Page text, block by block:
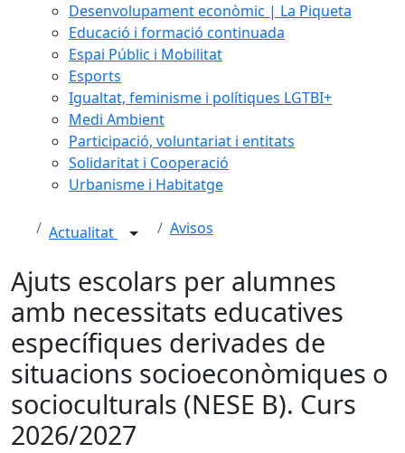
Desenvolupament econòmic | La Piqueta
Educació i formació continuada
Espai Públic i Mobilitat
Esports
Igualtat, feminisme i polítiques LGTBI+
Medi Ambient
Participació, voluntariat i entitats
Solidaritat i Cooperació
Urbanisme i Habitatge
Actualitat Avisos
Ajuts escolars per alumnes
amb necessitats educatives
específiques derivades de
situacions socioeconòmiques o
socioculturals (NESE B). Curs
2026/2027